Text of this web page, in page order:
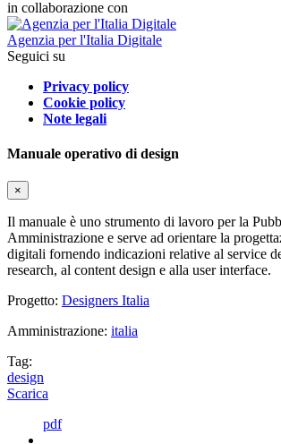
in collaborazione con
Agenzia per l'Italia Digitale
Seguici su
Privacy policy
Cookie policy
Note legali
Manuale operativo di design
×
Il manuale è uno strumento di lavoro per la
Amministrazione e serve ad orientare la
digitali fornendo indicazioni relative al service
research, al content design e alla user interface.
Progetto: Designers Italia
Amministrazione: italia
Tag:
design
Scarica
pdf